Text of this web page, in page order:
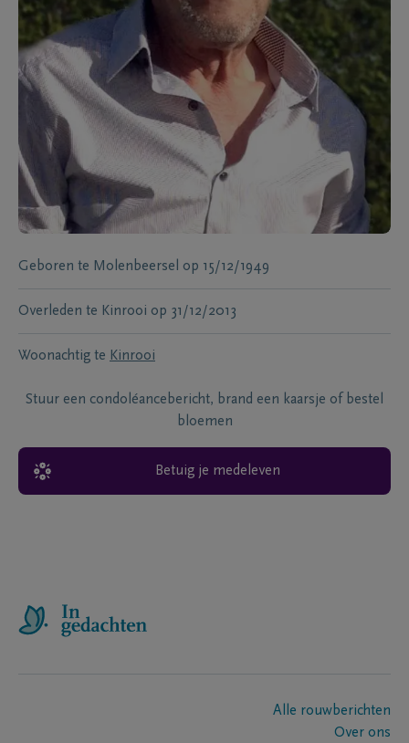
Geboren te Molenbeersel op 15/12/1949
Overleden te Kinrooi op 31/12/2013
Woonachtig te Kinrooi
Stuur een condoléancebericht, brand een kaarsje of bestel
bloemen
Betuig je medeleven
Alle rouwberichten
Over ons